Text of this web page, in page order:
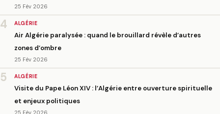
25 Fév 2026
4 ALGÉRIE
Air Algérie paralysée : quand le brouillard révèle d’autres
zones d’ombre
25 Fév 2026
5 ALGÉRIE
Visite du Pape Léon XIV : l’Algérie entre ouverture spirituelle
et enjeux politiques